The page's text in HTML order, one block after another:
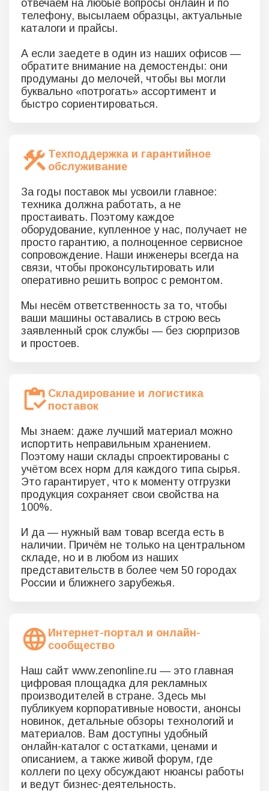
отвечаем на любые вопросы онлайн и по
телефону, высылаем образцы, актуальные
каталоги и прайсы.
А если заедете в один из наших офисов —
обратите внимание на демостенды: они
продуманы до мелочей, чтобы вы могли
буквально «потрогать» ассортимент и
быстро сориентироваться.
Техподдержка и гарантийное
обслуживание
За годы поставок мы усвоили главное:
техника должна работать, а не
простаивать. Поэтому каждое
оборудование, купленное у нас, получает не
просто гарантию, а полноценное сервисное
сопровождение. Наши инженеры всегда на
связи, чтобы проконсультировать или
оперативно решить вопрос с ремонтом.
Мы несём ответственность за то, чтобы
ваши машины оставались в строю весь
заявленный срок службы — без сюрпризов
и простоев.
Складирование и логистика
поставок
Мы знаем: даже лучший материал можно
испортить неправильным хранением.
Поэтому наши склады спроектированы с
учётом всех норм для каждого типа сырья.
Это гарантирует, что к моменту отгрузки
продукция сохраняет свои свойства на
100%.
И да — нужный вам товар всегда есть в
наличии. Причём не только на центральном
складе, но и в любом из наших
представительств в более чем 50 городах
России и ближнего зарубежья.
Интернет-портал и онлайн-
сообщество
Наш сайт www.zenonline.ru — это главная
цифровая площадка для рекламных
производителей в стране. Здесь мы
публикуем корпоративные новости, анонсы
новинок, детальные обзоры технологий и
материалов. Вам доступны удобный
онлайн-каталог с остатками, ценами и
описанием, а также живой форум, где
коллеги по цеху обсуждают нюансы работы
и ведут бизнес-деятельность.